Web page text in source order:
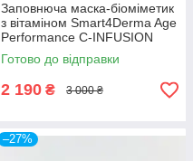
Заповнюча маска-біоміметик
з вітаміном Smart4Derma Age
Performance C-INFUSION
MASK 300мл
Готово до відправки
2 190 ₴ 3 000 ₴
–27%